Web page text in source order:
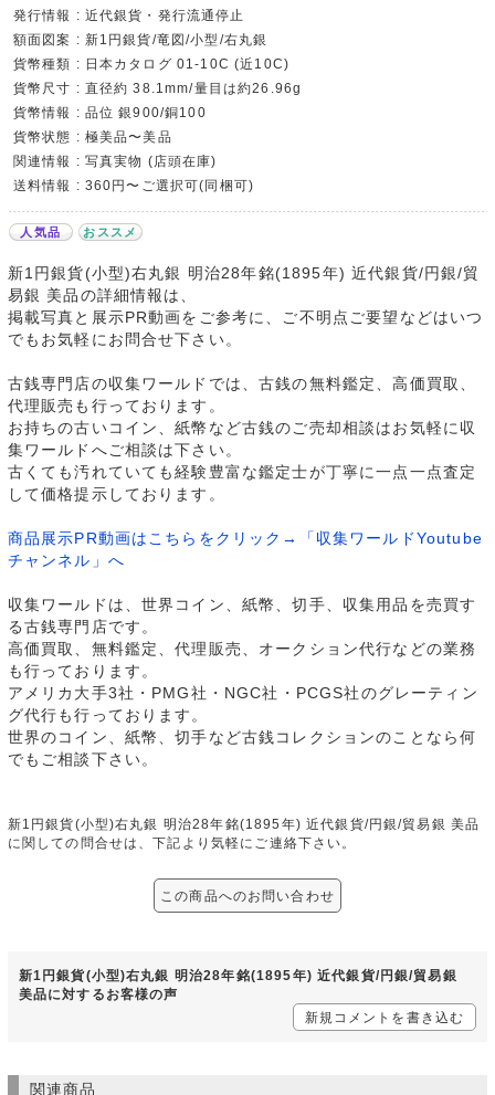
発行情報 : 近代銀貨・発行流通停止
額面図案 : 新1円銀貨/竜図/小型/右丸銀
貨幣種類 : 日本カタログ 01-10C (近10C)
貨幣尺寸 : 直径約 38.1mm/量目は約26.96g
貨幣情報 : 品位 銀900/銅100
貨幣状態 : 極美品〜美品
関連情報 : 写真実物 (店頭在庫)
送料情報 : 360円〜ご選択可(同梱可)
人気品 おススメ
新1円銀貨(小型)右丸銀 明治28年銘(1895年) 近代銀貨/円銀/貿
易銀 美品の詳細情報は、
掲載写真と展示PR動画をご参考に、ご不明点ご要望などはいつ
でもお気軽にお問合せ下さい。
古銭専門店の収集ワールドでは、古銭の無料鑑定、高価買取、
代理販売も行っております。
お持ちの古いコイン、紙幣など古銭のご売却相談はお気軽に収
集ワールドへご相談は下さい。
古くても汚れていても経験豊富な鑑定士が丁寧に一点一点査定
して価格提示しております。
商品展示PR動画はこちらをクリック→「収集ワールドYoutube
チャンネル」へ
収集ワールドは、世界コイン、紙幣、切手、収集用品を売買す
る古銭専門店です。
高価買取、無料鑑定、代理販売、オークション代行などの業務
も行っております。
アメリカ大手3社・PMG社・NGC社・PCGS社のグレーティン
グ代行も行っております。
世界のコイン、紙幣、切手など古銭コレクションのことなら何
でもご相談下さい。
新1円銀貨(小型)右丸銀 明治28年銘(1895年) 近代銀貨/円銀/貿易銀 美品
に関しての問合せは、下記より気軽にご連絡下さい。
この商品へのお問い合わせ
新1円銀貨(小型)右丸銀 明治28年銘(1895年) 近代銀貨/円銀/貿易銀
美品に対するお客様の声
新規コメントを書き込む
関連商品